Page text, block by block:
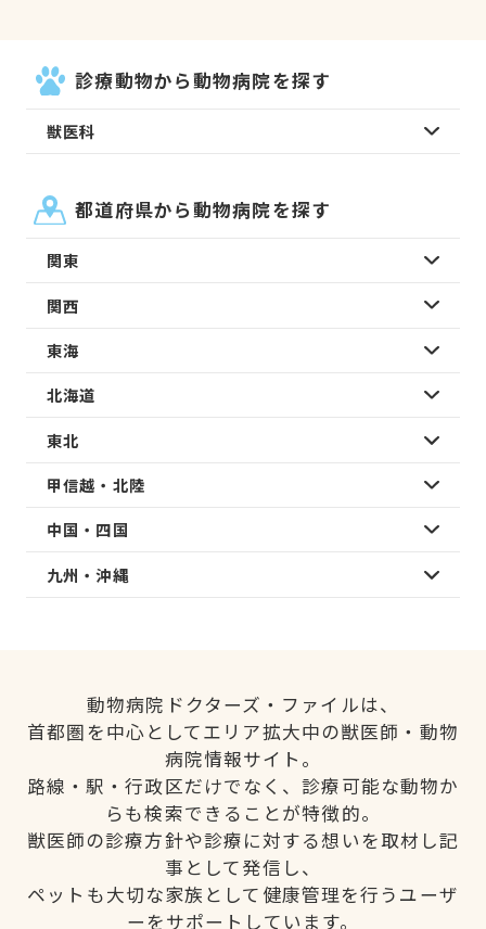
診療動物から動物病院を探す
獣医科
都道府県から動物病院を探す
関東
関西
東海
北海道
東北
甲信越・北陸
中国・四国
九州・沖縄
動物病院ドクターズ・ファイルは、
首都圏を中心としてエリア拡大中の獣医師・動物
病院情報サイト。
路線・駅・行政区だけでなく、診療可能な動物か
らも検索できることが特徴的。
獣医師の診療方針や診療に対する想いを取材し記
事として発信し、
ペットも大切な家族として健康管理を行うユーザ
ーをサポートしています。